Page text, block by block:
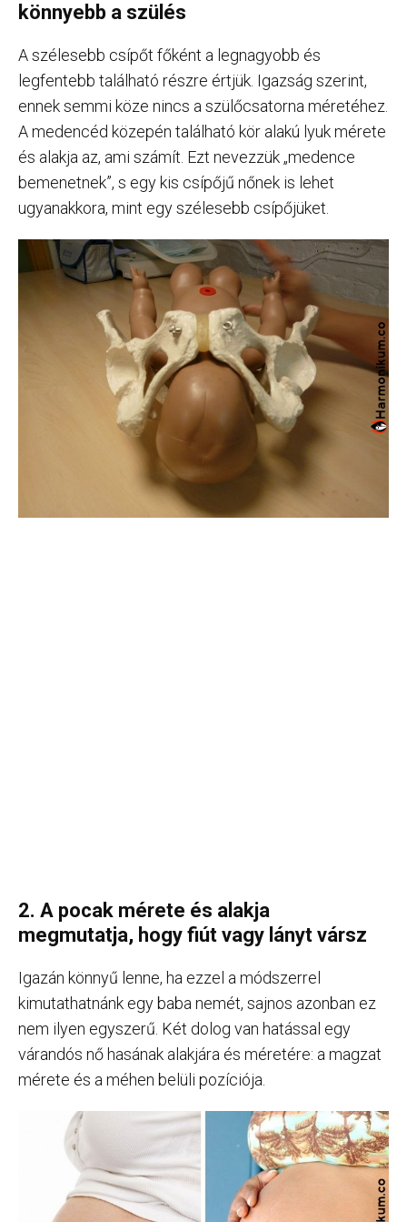
könnyebb a szülés
A szélesebb csípőt főként a legnagyobb és
legfentebb található részre értjük. Igazság szerint,
ennek semmi köze nincs a szülőcsatorna méretéhez.
A medencéd közepén található kör alakú lyuk mérete
és alakja az, ami számít. Ezt nevezzük „medence
bemenetnek”, s egy kis csípőjű nőnek is lehet
ugyanakkora, mint egy szélesebb csípőjüket.
2. A pocak mérete és alakja
megmutatja, hogy fiút vagy lányt vársz
Igazán könnyű lenne, ha ezzel a módszerrel
kimutathatnánk egy baba nemét, sajnos azonban ez
nem ilyen egyszerű. Két dolog van hatással egy
várandós nő hasának alakjára és méretére: a magzat
mérete és a méhen belüli pozíciója.